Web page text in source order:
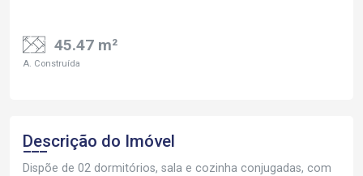
45.47 m²
A. Construída
Descrição do Imóvel
Dispõe de 02 dormitórios, sala e cozinha conjugadas, com